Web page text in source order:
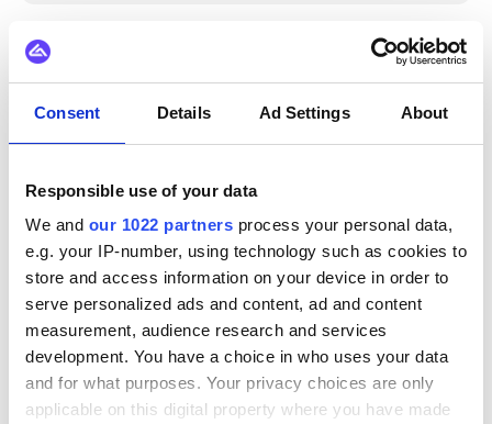
Consent Details Ad Settings About
Responsible use of your data
We and our 1022 partners process your personal data,
e.g. your IP-number, using technology such as cookies to
store and access information on your device in order to
serve personalized ads and content, ad and content
measurement, audience research and services
development. You have a choice in who uses your data
and for what purposes. Your privacy choices are only
applicable on this digital property where you have made
GEAVANCEERD: IMPLEMENTATIE
bouwen, te transformeren, te automatiseren en te
orkestreren met behulp van Alumio.
Je eerste integratie
opzetten
Ervaar hoe de belangrijkste functies van Alumio